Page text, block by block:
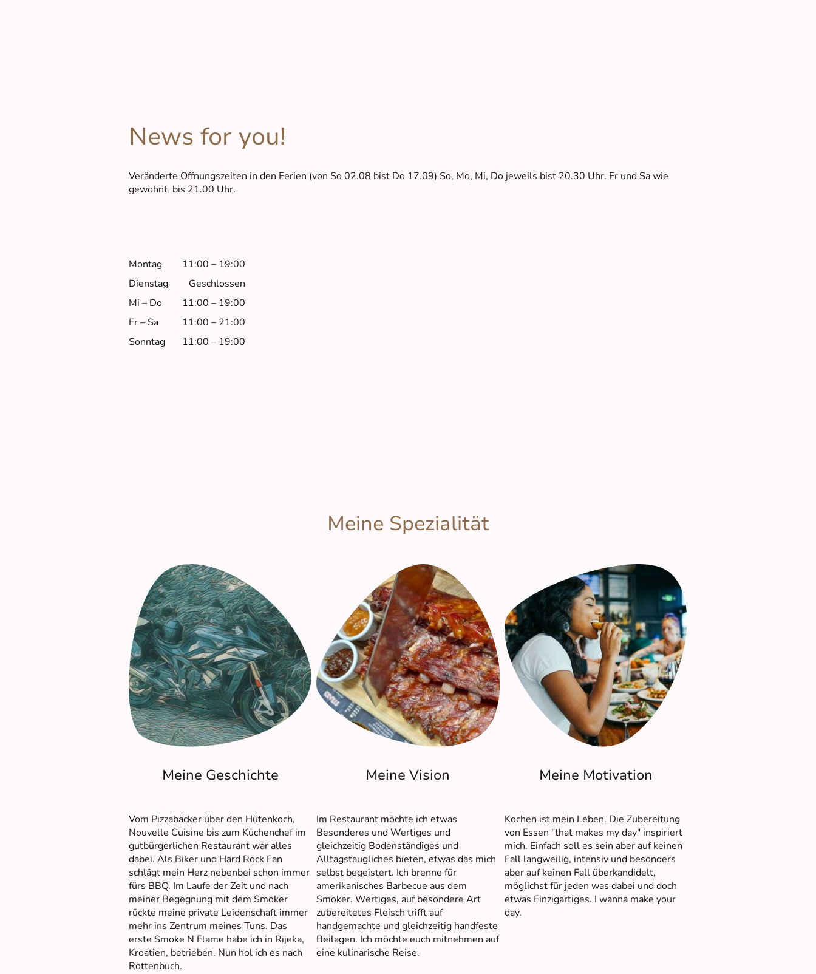
News for you!
Veränderte Öffnungszeiten in den Ferien (von So 02.08 bist Do 17.09) So, Mo, Mi, Do jeweils bist 20.30 Uhr. Fr und Sa wie
gewohnt bis 21.00 Uhr.
Montag 11:00 – 19:00
Dienstag
Geschlossen
Mi – Do 11:00 – 19:00
Fr–Sa 11:00 – 21:00
Sonntag
11:00 – 19:00
Meine Spezialität
Meine Geschichte
Vom Pizzabäcker über den Hütenkoch,
Nouvelle Cuisine bis zum Küchenchef im
gutbürgerlichen Restaurant war alles
dabei. Als Biker und Hard Rock Fan
schlägt mein Herz nebenbei schon immer
fürs BBQ. Im Laufe der Zeit und nach
meiner Begegnung mit dem Smoker
rückte meine private Leidenschaft immer
mehr ins Zentrum meines Tuns. Das
erste Smoke N Flame habe ich in Rijeka,
Kroatien, betrieben. Nun hol ich es nach
Rottenbuch.
Meine Vision
Im Restaurant möchte ich etwas
Besonderes und Wertiges und
gleichzeitig Bodenständiges und
Alltagstaugliches bieten, etwas das mich
selbst begeistert. Ich brenne für
amerikanisches Barbecue aus dem
Smoker. Wertiges, auf besondere Art
zubereitetes Fleisch trifft auf
handgemachte und gleichzeitig handfeste
Beilagen. Ich möchte euch mitnehmen auf
eine kulinarische Reise.
Meine Motivation
Kochen ist mein Leben. Die Zubereitung
von Essen "that makes my day" inspiriert
mich. Einfach soll es sein aber auf keinen
Fall langweilig, intensiv und besonders
aber auf keinen Fall überkandidelt,
möglichst für jeden was dabei und doch
etwas Einzigartiges. I wanna make your
day.